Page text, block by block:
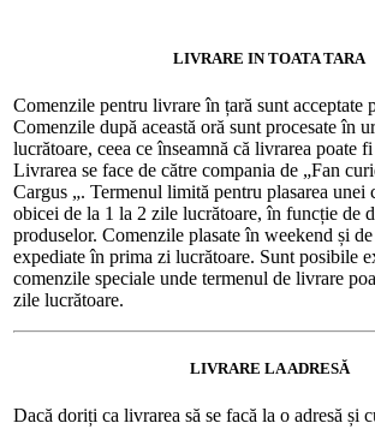
LIVRARE IN TOATA TARA
Comenzile pentru livrare în țară sunt acceptate
Comenzile după această oră sunt procesate în
lucrătoare, ceea ce înseamnă că livrarea poate
Livrarea se face de către compania de „Fan
Cargus „. Termenul limită pentru plasarea unei
obicei de la 1 la 2 zile lucrătoare, în funcție de
produselor. Comenzile plasate în weekend și
expediate în prima zi lucrătoare. Sunt posibile
comenzile speciale unde termenul de livrare
zile lucrătoare.
LIVRARE LA ADRESĂ
Dacă doriți ca livrarea să se facă la o adresă și